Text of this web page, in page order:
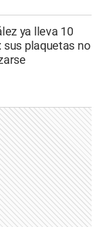
ya lleva 10
sus plaquetas no